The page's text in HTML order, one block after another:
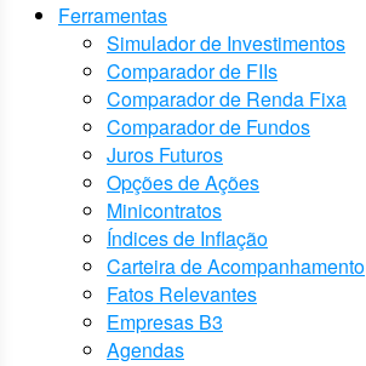
Ferramentas
Simulador de Investimentos
Comparador de FIIs
Comparador de Renda Fixa
Comparador de Fundos
Juros Futuros
Opções de Ações
Minicontratos
Índices de Inflação
Carteira de Acompanhamento
Fatos Relevantes
Empresas B3
Agendas